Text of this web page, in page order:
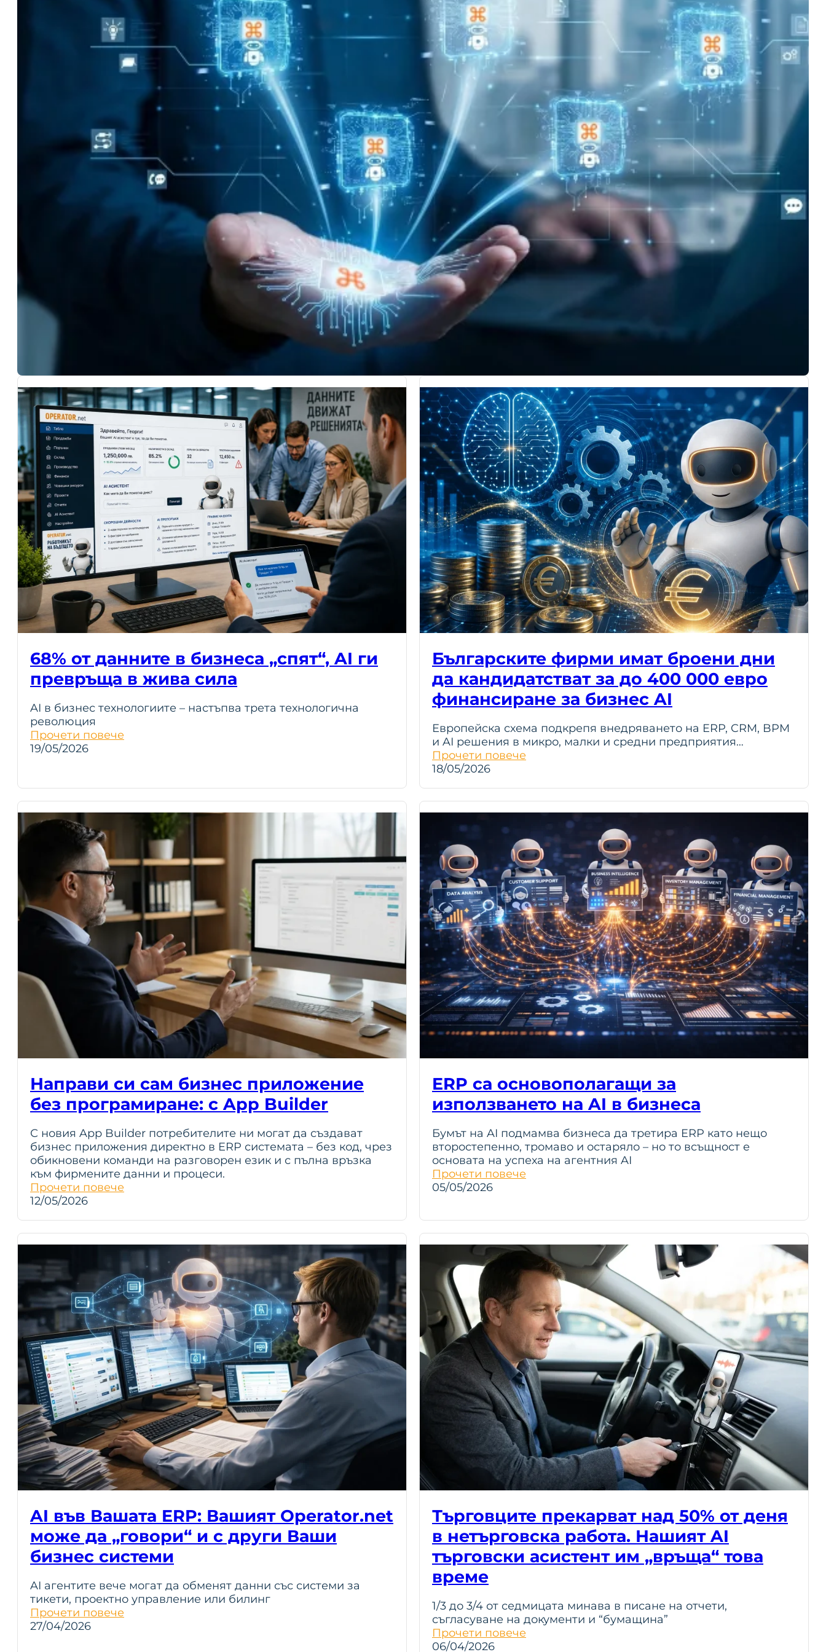
Каква е разликата между популярните
AI системи и истинските AI агенти за
бизнеса?
Изкуственият интелект е полезен за бизнеса само когато
познава контекста, работи с реални данни и спазва правилата
на организацията. Затова бъдещето не е в универсалния AI, а в
AI агенти, интегрирани в самата система за управление.
Прочети повече
20/03/2026
68% от данните в бизнеса „спят“, AI ги
превръща в жива сила
AI в бизнес технологиите – настъпва трета технологична
революция
Прочети повече
19/05/2026
Българските фирми имат броени дни
да кандидатстват за до 400 000 евро
финансиране за бизнес AI
Европейска схема подкрепя внедряването на ERP, CRM, BPM
и AI решения в микро, малки и средни предприятия…
Прочети повече
18/05/2026
Направи си сам бизнес приложение
без програмиране: с App Builder
С новия App Builder потребителите ни могат да създават
бизнес приложения директно в ERP системата – без код, чрез
обикновени команди на разговорен език и с пълна връзка
към фирмените данни и процеси.
Прочети повече
12/05/2026
ERP са основополагащи за
използването на AI в бизнеса
Бумът на AI подмамва бизнеса да третира ERP като нещо
второстепенно, тромаво и остаряло – но то всъщност е
основата на успеха на агентния AI
Прочети повече
05/05/2026
AI във Вашата ERP: Вашият Operator.net
може да „говори“ и с други Ваши
бизнес системи
AI агентите вече могат да обменят данни със системи за
тикети, проектно управление или билинг
Прочети повече
27/04/2026
Търговците прекарват над 50% от деня
в нетърговска работа. Нашият AI
търговски асистент им „връща“ това
време
1/3 до 3/4 от седмицата минава в писане на отчети,
съгласуване на документи и “бумащина”
Прочети повече
06/04/2026